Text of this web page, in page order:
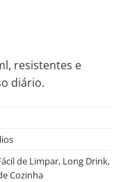
resistentes e
diário.
de Limpar, Long Drink,
Cozinha